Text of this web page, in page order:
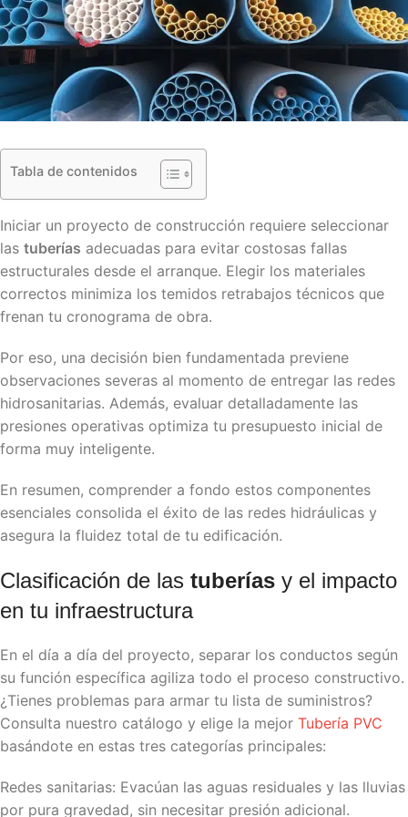
Tabla de contenidos
Iniciar un proyecto de construcción requiere seleccionar
las tuberías adecuadas para evitar costosas fallas
estructurales desde el arranque. Elegir los materiales
correctos minimiza los temidos retrabajos técnicos que
frenan tu cronograma de obra.
Por eso, una decisión bien fundamentada previene
observaciones severas al momento de entregar las redes
hidrosanitarias. Además, evaluar detalladamente las
presiones operativas optimiza tu presupuesto inicial de
forma muy inteligente.
En resumen, comprender a fondo estos componentes
esenciales consolida el éxito de las redes hidráulicas y
asegura la fluidez total de tu edificación.
​Clasificación de las tuberías y el impacto
en tu infraestructura
En el día a día del proyecto, separar los conductos según
su función específica agiliza todo el proceso constructivo.
¿Tienes problemas para armar tu lista de suministros?
Consulta nuestro catálogo y elige la mejor Tubería PVC
basándote en estas tres categorías principales:
​Redes sanitarias: Evacúan las aguas residuales y las lluvias
por pura gravedad, sin necesitar presión adicional.